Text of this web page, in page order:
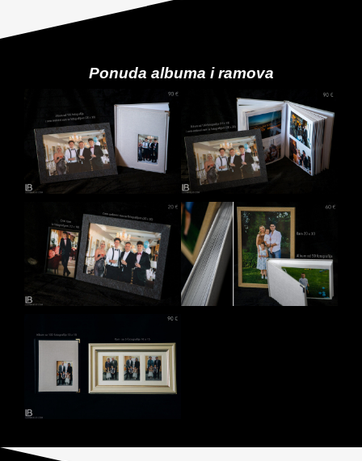
Ponuda albuma i ramova